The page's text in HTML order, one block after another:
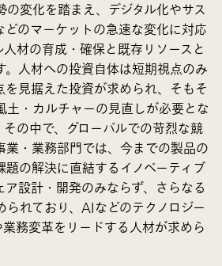
変化を踏まえ、デジタル化やサス
どのマーケットの急速な変化に対応
材の育成・確保と既存リソースと
。人材への投資自体は短期視点のみ
を見据えた投資が求められ、そもそ
土・カルチャーの見直しが必要とな
の中で、グローバルでの苛烈な競
業・業務部門では、今までの製品の
の解決に直結するイノベーティブ
設計・開発のみならず、さらなる
れており、AIなどのテクノロジー
務変革をリードする人材が求めら